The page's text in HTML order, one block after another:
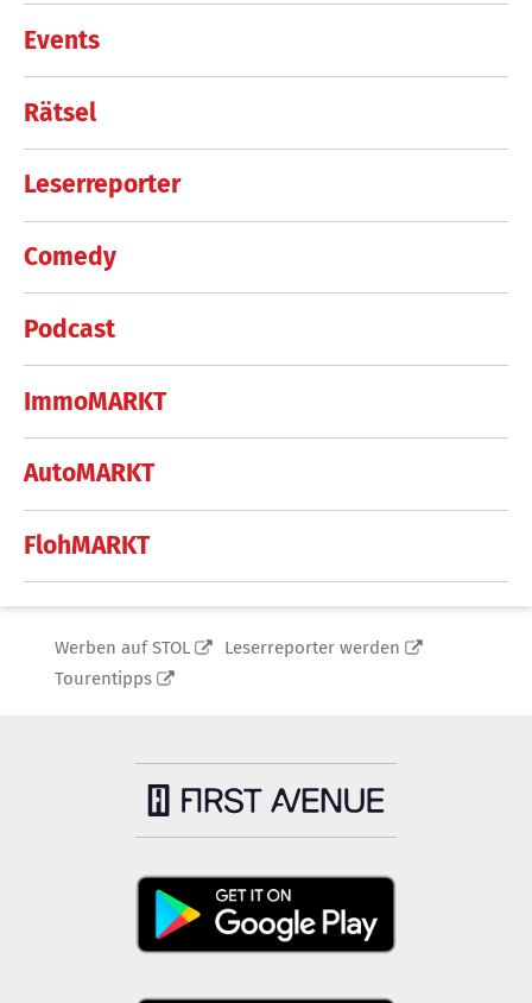
Events
Rätsel
Leserreporter
Comedy
Podcast
ImmoMARKT
AutoMARKT
FlohMARKT
Werben auf STOL
Leserreporter werden
Tourentipps